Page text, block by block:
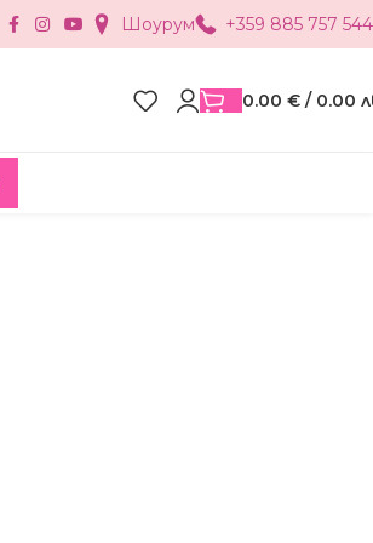
Шоурум +359 885 757 544
0.00 € / 0.00